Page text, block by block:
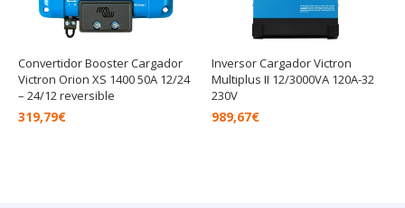
Convertidor Booster Cargador
Victron Orion XS 1400 50A 12/24
– 24/12 reversible
319,79€
Inversor Cargador Victron
Multiplus II 12/3000VA 120A-32
230V
989,67€